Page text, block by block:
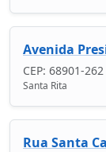
Avenida
CEP: 68901-262
Santa Rita
Rua Santa